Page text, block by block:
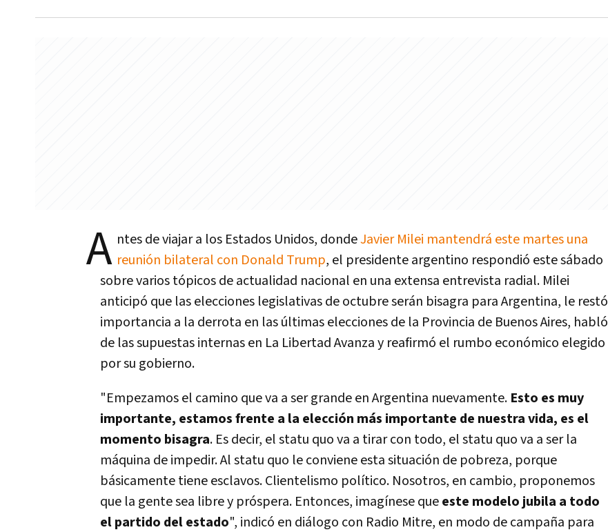
A ntes de viajar a los Estados Unidos, dondeJavier Milei mantendrá este martes una
reunión bilateral con Donald Trump, el presidente argentino respondió este sábado
sobre varios tópicos de actualidad nacional en una extensa entrevista radial. Milei
anticipó que las elecciones legislativas de octubre serán bisagra para Argentina, le restó
importancia a la derrota en las últimas elecciones de la Provincia de Buenos Aires, habló
de las supuestas internas en La Libertad Avanza y reafirmó el rumbo económico elegido
por su gobierno.
"Empezamos el camino que va a ser grande en Argentina nuevamente. Esto es muy
importante, estamos frente a la elección más importante de nuestra vida, es el
momento bisagra. Es decir, el statu quo va a tirar con todo, el statu quo va a ser la
máquina de impedir. Al statu quo le conviene esta situación de pobreza, porque
básicamente tiene esclavos. Clientelismo político. Nosotros, en cambio, proponemos
que la gente sea libre y próspera. Entonces, imagínese queeste modelo jubila a todo
el partido del estado", indicó en diálogo con Radio Mitre, en modo de campaña para